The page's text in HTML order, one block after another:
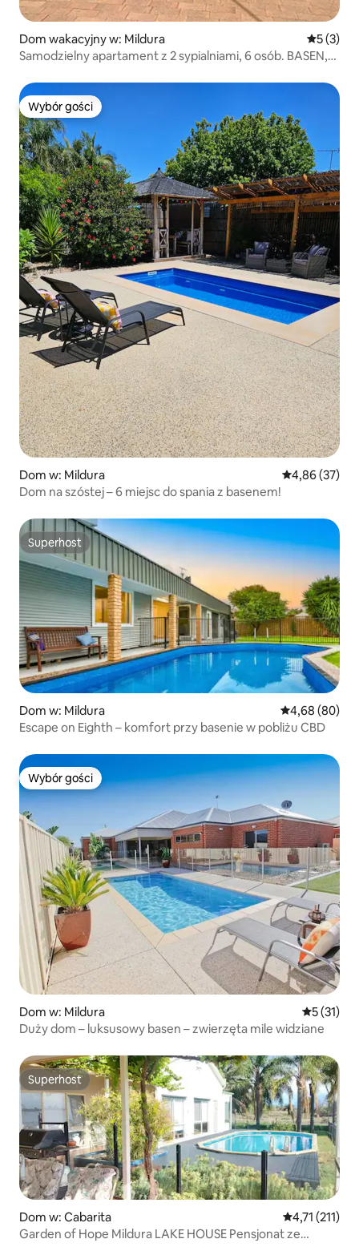
Dom wakacyjny w: Mildura Średnia
5 (3)
Samodzielny apartament z 2 sypialniami, 6 osób. BASEN,
Wybór gości
Wybór gości
Dom w: Mildura Średnia
4,86 (37)
Dom na szóstej – 6 miejsc do spania z basenem!
Superhost
Superhost
Dom w: Mildura Średnia
4,68 (80)
Escape on Eighth – komfort przy basenie w pobliżu CBD
Wybór gości
Wybór gości
Dom w: Mildura Średnia
5 (31)
Duży dom – luksusowy basen – zwierzęta mile widziane
Superhost
Superhost
Dom w: Cabarita Średnia
4,71 (211)
Garden of Hope Mildura LAKE HOUSE Pensjonat ze